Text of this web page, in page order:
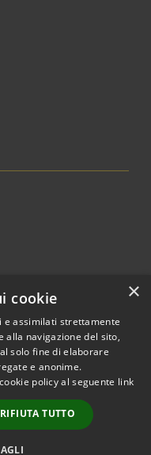
© 2026 • Comune di
Seniga • Powered by
Municipium•
Accesso
redazione
×
cookie
e assimilati strettamente
alla navigazione del sito,
solo fine di elaborare
e anonime.
policy al seguente link
RIFIUTA TUTTO